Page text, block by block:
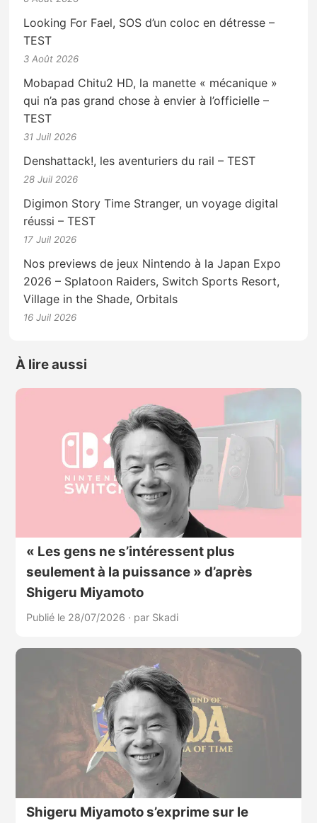
Looking For Fael, SOS d’un coloc en détresse –
TEST
3 Août 2026
Mobapad Chitu2 HD, la manette « mécanique »
qui n’a pas grand chose à envier à l’officielle –
TEST
31 Juil 2026
Denshattack!, les aventuriers du rail – TEST
28 Juil 2026
Digimon Story Time Stranger, un voyage digital
réussi – TEST
17 Juil 2026
Nos previews de jeux Nintendo à la Japan Expo
2026 – Splatoon Raiders, Switch Sports Resort,
Village in the Shade, Orbitals
16 Juil 2026
À lire aussi
« Les gens ne s’intéressent plus
seulement à la puissance » d’après
Shigeru Miyamoto
Publié le 28/07/2026 · par Skadi
Shigeru Miyamoto s’exprime sur le